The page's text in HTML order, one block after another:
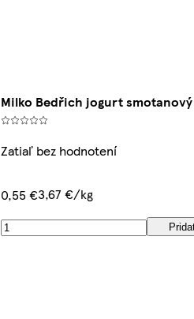
Milko Bedřich jogurt
Zatiaľ bez hodnotení
0,55 €3,67 €/kg